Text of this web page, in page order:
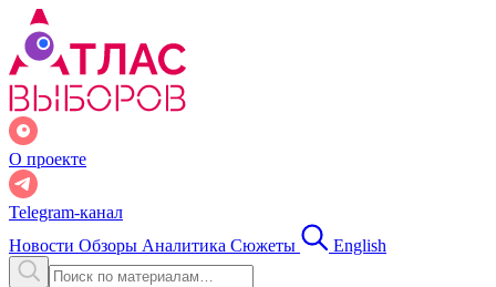
О проекте
Telegram-канал
Новости Обзоры Аналитика Сюжеты English